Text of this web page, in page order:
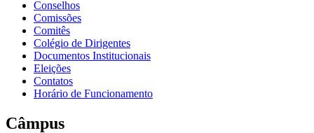
Conselhos
Comissões
Comitês
Colégio de Dirigentes
Documentos Institucionais
Eleições
Contatos
Horário de Funcionamento
Câmpus